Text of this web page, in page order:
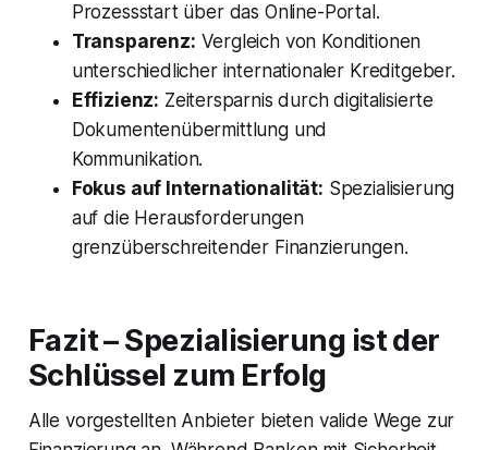
Prozessstart über das Online-Portal.
Transparenz: Vergleich von Konditionen
unterschiedlicher internationaler Kreditgeber.
Effizienz: Zeitersparnis durch digitalisierte
Dokumentenübermittlung und
Kommunikation.
Fokus auf Internationalität: Spezialisierung
auf die Herausforderungen
grenzüberschreitender Finanzierungen.
Fazit – Spezialisierung ist der
Schlüssel zum Erfolg
Alle vorgestellten Anbieter bieten valide Wege zur